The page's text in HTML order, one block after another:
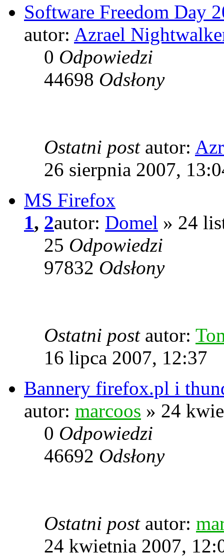
Software Freedom Day
autor: Azrael
0 Odpowiedzi
44698 Odsłony
Ostatni post autor:
26 sierpnia 2007,
MS Firefox
1, 2autor: Domel » 24
25 Odpowiedzi
97832 Odsłony
Ostatni post autor:
16 lipca 2007, 12:37
Bannery firefox.pl i
autor: marcoos » 24
0 Odpowiedzi
46692 Odsłony
Ostatni post autor:
24 kwietnia 2007,